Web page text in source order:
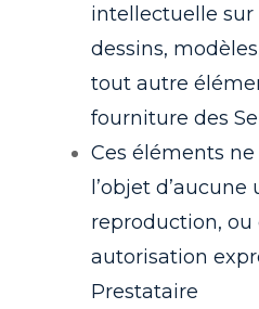
intellectuelle sur
dessins,
tout autre
fourniture des
Ces éléments
l’objet
reproduction,
autorisation
Prestataire